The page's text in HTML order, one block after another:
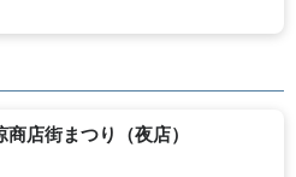
店街まつり（夜店）